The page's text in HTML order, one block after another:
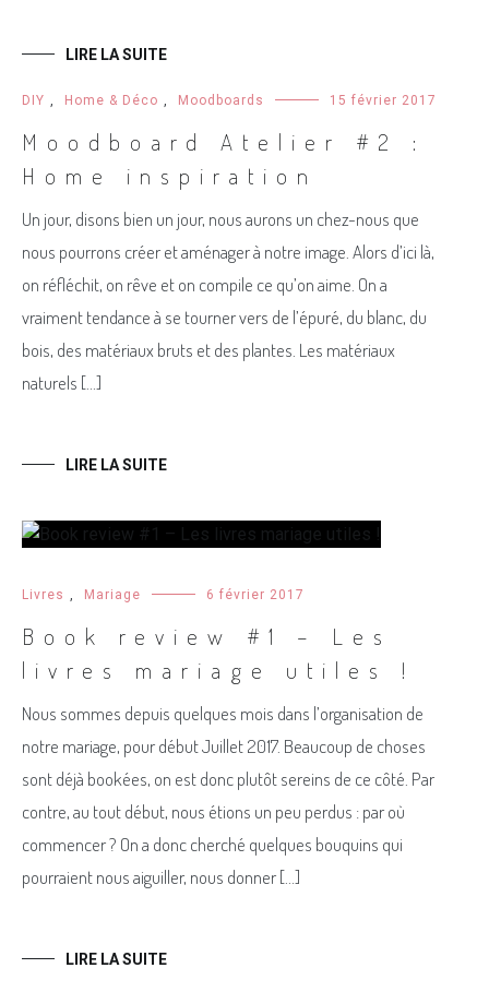
LIRE LA SUITE
DIY , Home & Déco , Moodboards 15 février 2017
Moodboard Atelier #2 :
Home inspiration
Un jour, disons bien un jour, nous aurons un chez-nous que
nous pourrons créer et aménager à notre image. Alors d’ici là,
on réfléchit, on rêve et on compile ce qu’on aime. On a
vraiment tendance à se tourner vers de l’épuré, du blanc, du
bois, des matériaux bruts et des plantes. Les matériaux
naturels […]
LIRE LA SUITE
Livres , Mariage 6 février 2017
Book review #1 – Les
livres mariage utiles !
Nous sommes depuis quelques mois dans l’organisation de
notre mariage, pour début Juillet 2017. Beaucoup de choses
sont déjà bookées, on est donc plutôt sereins de ce côté. Par
contre, au tout début, nous étions un peu perdus : par où
commencer ? On a donc cherché quelques bouquins qui
pourraient nous aiguiller, nous donner […]
LIRE LA SUITE